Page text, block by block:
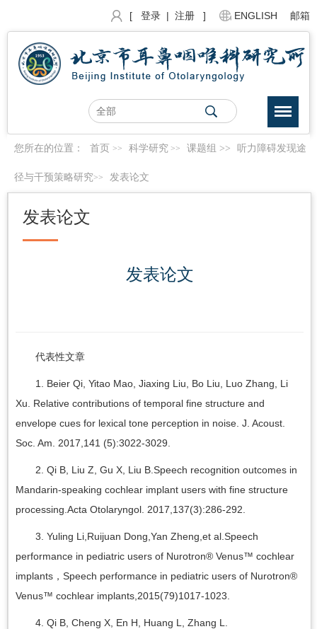
[ 登录 | 注册 ] ENGLISH 邮箱
您所在的位置： 首页 >> 科学研究 >> 课题组 >> 听力障碍发现途
径与干预策略研究>> 发表论文
发表论文
发表论文
代表性文章
1. Beier Qi, Yitao Mao, Jiaxing Liu, Bo Liu, Luo Zhang, Li
Xu. Relative contributions of temporal fine structure and
envelope cues for lexical tone perception in noise. J. Acoust.
Soc. Am. 2017,141 (5):3022-3029.
2. Qi B, Liu Z, Gu X, Liu B.Speech recognition outcomes in
Mandarin-speaking cochlear implant users with fine structure
processing.Acta Otolaryngol. 2017,137(3):286-292.
3. Yuling Li,Ruijuan Dong,Yan Zheng,et al.Speech
performance in pediatric users of Nurotron® Venus™ cochlear
implants，Speech performance in pediatric users of Nurotron®
Venus™ cochlear implants,2015(79)1017-1023.
4. Qi B, Cheng X, En H, Huang L, Zhang L.